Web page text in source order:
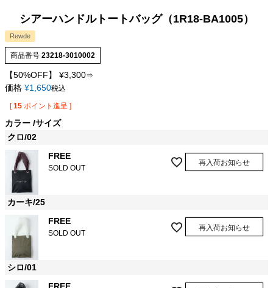
シアーハンドルトートバッグ（1R18-BA1005）
Rewde
商品番号 23218-3010002
【50%OFF】 ¥3,300⇒
価格 ¥1,650税込
[ 15 ポイント進呈 ]
カラー サイズ
クロ/02
FREE
SOLD OUT
再入荷お知らせ
カーキ/25
FREE
SOLD OUT
再入荷お知らせ
シロ/01